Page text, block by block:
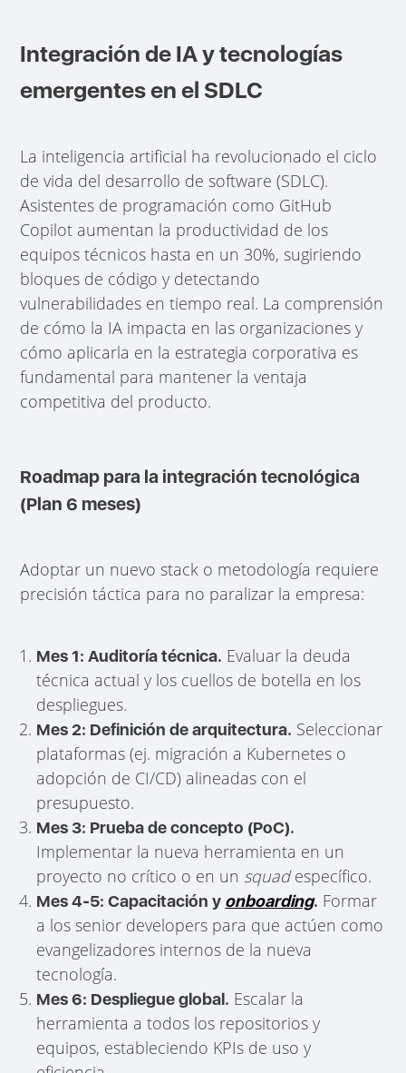
Integración de IA y tecnologías
emergentes en el SDLC
La inteligencia artificial ha revolucionado el ciclo
de vida del desarrollo de software (SDLC).
Asistentes de programación como GitHub
Copilot aumentan la productividad de los
equipos técnicos hasta en un 30%, sugiriendo
bloques de código y detectando
vulnerabilidades en tiempo real. La comprensión
de cómo la IA impacta en las organizaciones y
cómo aplicarla en la estrategia corporativa es
fundamental para mantener la ventaja
competitiva del producto.
Roadmap para la integración tecnológica
(Plan 6 meses)
Adoptar un nuevo stack o metodología requiere
precisión táctica para no paralizar la empresa:
Mes 1: Auditoría técnica. Evaluar la deuda
técnica actual y los cuellos de botella en los
despliegues.
Mes 2: Definición de arquitectura. Seleccionar
plataformas (ej. migración a Kubernetes o
adopción de CI/CD) alineadas con el
presupuesto.
Mes 3: Prueba de concepto (PoC).
Implementar la nueva herramienta en un
proyecto no crítico o en un squadespecífico.
Mes 4-5: Capacitación y onboarding. Formar
a los senior developers para que actúen como
evangelizadores internos de la nueva
tecnología.
Mes 6: Despliegue global. Escalar la
herramienta a todos los repositorios y
equipos, estableciendo KPIs de uso y